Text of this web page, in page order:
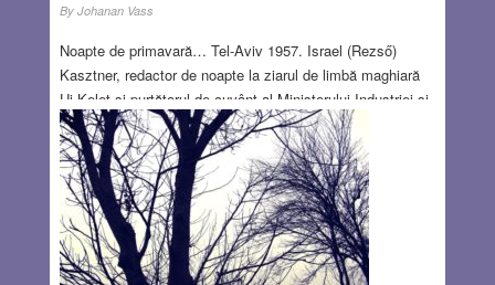
By Johanan Vass
Noapte de primavară… Tel-Aviv 1957. Israel (Rezső)
Kasztner, redactor de noapte la ziarul de limbă maghiară
Uj Kelet și purtătorul de cuvânt al Ministerului Industriei și
Comerțului din partea Partidului Mapai, se întorcea acasă,
la locuința sa de pe Bulevardul Emanuel HaRomy din Tel-
Aviv. Cineva din întuneric îl întreabă: Israel Kasztner?
Kasztner răspunde: Da. Se aud câteva împușcături: primul
glonț este ratat, dar celelalte două sunt țintite. Kasztner se
îndreaptă cu pași grăbiți spre treptele casei. Ulterior s-a
susținut că cineva ar fi tras încâ un glonț dintr-un alt unghi.